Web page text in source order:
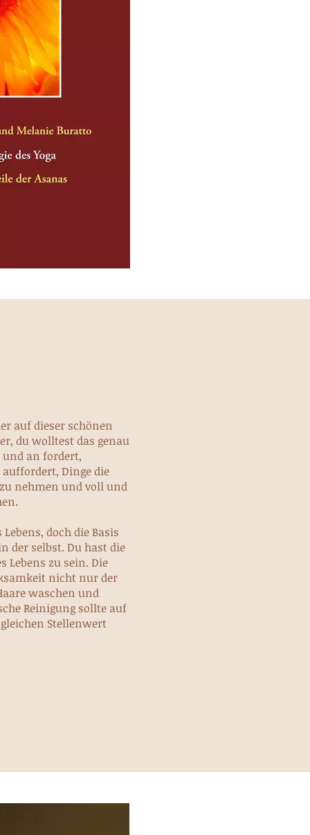
auf dieser schönen
du wolltest das genau
und an fordert,
Dinge die
nehmen und voll und
doch die Basis
der selbst. Du hast die
Lebens zu sein. Die
nicht nur der
waschen und
Reinigung sollte auf
Stellenwert